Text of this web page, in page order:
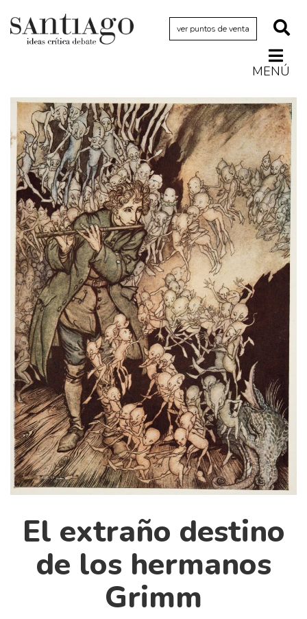
ver puntos de venta
MENÚ
Actualidad
Archivo Cenfoto-UDP
Arquetipos de situación
Artes visuales
Ciencia
Cine y televisión
Ciudad
Cómics
Críticas
Cultura
Diccionario portátil de la literatura chilena
Documentos
Fragmentos
Gran reserva
Historia
Historia material de los libros
Lagunas mentales
Libros
Literatura
Medioambiente
Narrativas visuales
El extraño destino
de los hermanos
Grimm